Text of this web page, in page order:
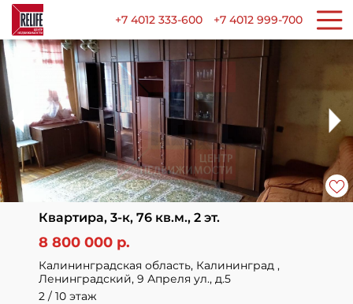
+7 4012 333-600 +7 4012 999-700
Квартира, 3-к, 76 кв.м., 2 эт.
8 800 000 р.
Калининградская область, Калининград ,
Ленинградский, 9 Апреля ул., д.5
2 / 10 этаж